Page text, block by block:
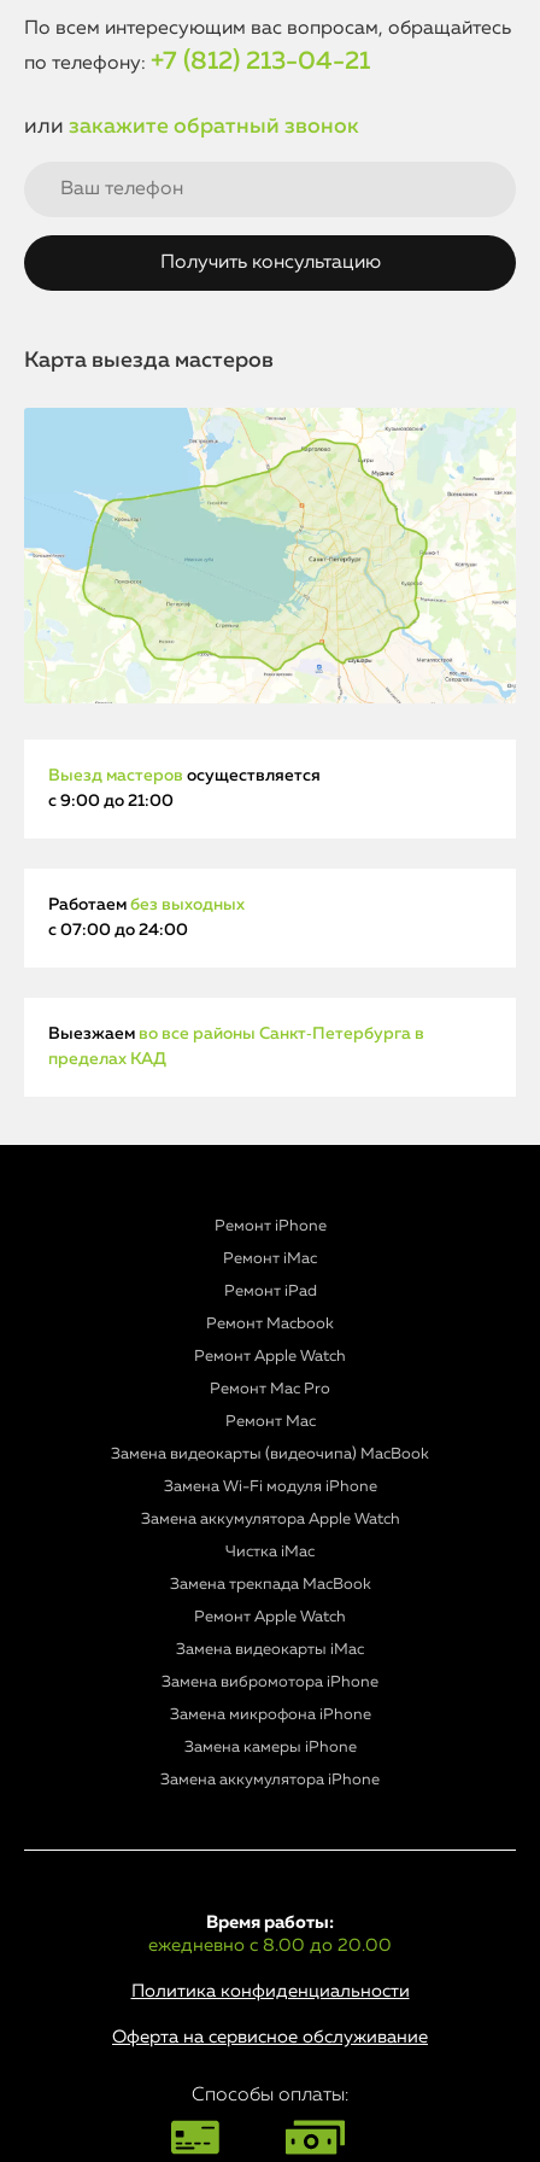
качественный ремонт и используют исключительно
оригинальные детали Apple для замены.
По всем интересующим вас вопросам, обращайтесь
по телефону: +7 (812) 213-04-21
или закажите обратный звонок
Карта выезда мастеров
Выезд мастеров осуществляется
с 9:00 до 21:00
Работаем без выходных
с 07:00 до 24:00
Выезжаем во все районы Санкт‑Петербурга в
пределах КАД
Ремонт iPhone
Ремонт iMac
Ремонт iPad
Ремонт Macbook
Ремонт Apple Watch
Ремонт Mac Pro
Ремонт Mac
Замена видеокарты (видеочипа) MacBook
Замена Wi-Fi модуля iPhone
Замена аккумулятора Apple Watch
Чистка iMac
Замена трекпада MacBook
Ремонт Apple Watch
Замена видеокарты iMac
Замена вибромотора iPhone
Замена микрофона iPhone
Замена камеры iPhone
Замена аккумулятора iPhone
Политика конфиденциальности
Время работы:
ежедневно с 8.00 до 20.00
Оферта на сервисное обслуживание
Способы оплаты: